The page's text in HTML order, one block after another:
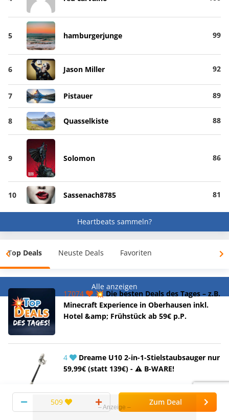
5 hamburgerjunge 99
6 Jason Miller 92
7 Pistauer 89
8 Quasselkiste 88
9 Solomon 86
10 Sassenach8785 81
Heartbeats sammeln?
Top Deals Neuste Deals Favoriten
Alle anzeigen
17074
💥 Die besten Deals des Tages – z.B.
Minecraft Experience in Oberhausen inkl.
Hotel &amp; Frühstück ab 59€ p.P.
4
Dreame U10 2-in-1-Stielstaubsauger nur
59,99€ (statt 139€) - ⚠️ B-WARE!
509 Zum Deal